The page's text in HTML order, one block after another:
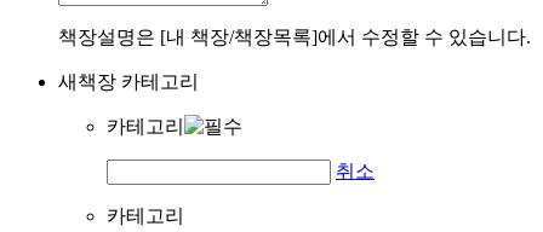
책장설명은 [내 책장/책장목록]에서 수정할 수 있습니다.
새책장 카테고리
카테고리
취소
카테고리